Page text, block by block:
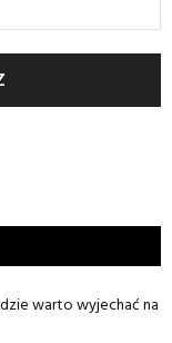
warto wyjechać na